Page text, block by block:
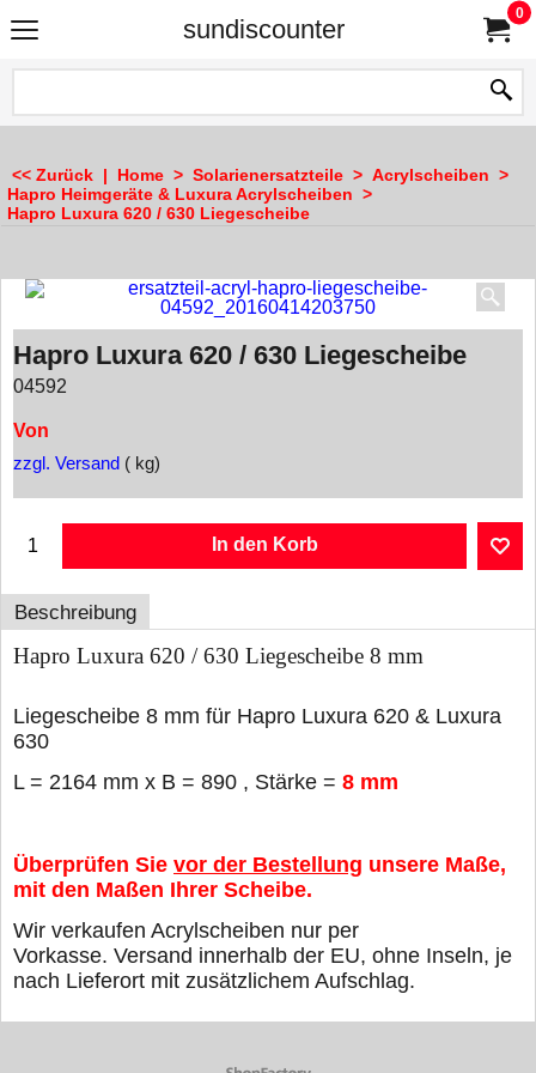
sundiscounter
0
<< Zurück | Home > Solarienersatzteile > Acrylscheiben >
Hapro Heimgeräte & Luxura Acrylscheiben >
Hapro Luxura 620 / 630 Liegescheibe
Hapro Luxura 620 / 630 Liegescheibe
04592
Von
zzgl. Versand kg
In den Korb
Beschreibung
Hapro Luxura 620 / 630 Liegescheibe 8 mm
Liegescheibe 8 mm für Hapro Luxura 620 & Luxura
630
L = 2164 mm x B = 890 , Stärke = 8 mm
Überprüfen Sie vor der Bestellung unsere Maße,
mit den Maßen Ihrer Scheibe.
Wir verkaufen Acrylscheiben nur per
Vorkasse. Versand innerhalb der EU, ohne Inseln, je
nach Lieferort mit zusätzlichem Aufschlag.